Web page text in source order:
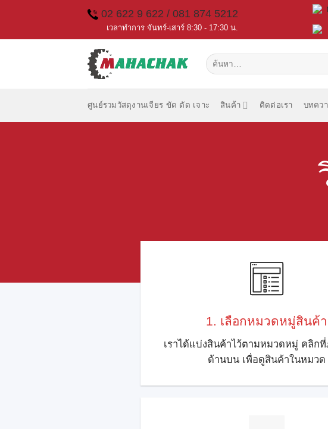
content
02 622 9 622 / 081 874 5212
เวลาทำการ จันทร์-เสาร์ 8:30 - 17:30 น.
ค้นหา:
ศูนย์รวมวัสดุงานเจียร ขัด ตัด เจาะ สินค้า ติดต่อเรา บทคว
1. เลือกหมวดหมู่สินค้า
เราได้แบ่งสินค้าไว้ตามหมวดหมู่ คลิก
ด้านบน เพื่อดูสินค้าในหมวด